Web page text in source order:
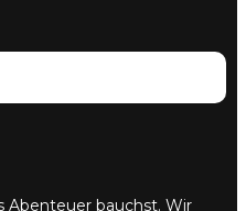
Abenteuer bauchst. Wir